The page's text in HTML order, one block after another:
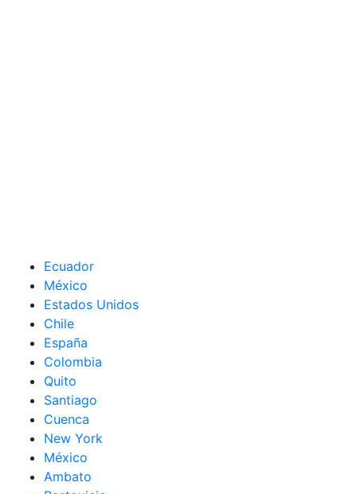
Ecuador
México
Estados Unidos
Chile
España
Colombia
Quito
Santiago
Cuenca
New York
México
Ambato